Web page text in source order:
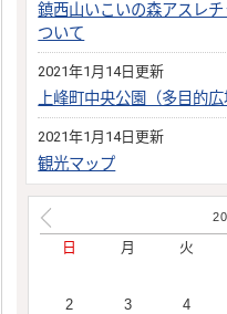
鎮西山いこいの森アスレ
ついて
2021年1月14日更新
上峰町中央公園（多目的広
2021年1月14日更新
観光マップ
日 月 火
2
3 4